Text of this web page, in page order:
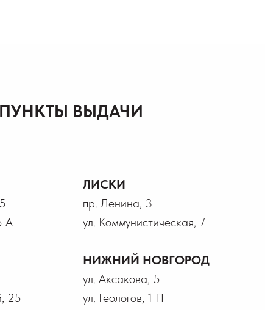
ПУНКТЫ ВЫДАЧИ
А
25
ЛИСКИ
пр. Ленина, 3
ул. Коммунистическая, 7
НИЖНИЙ НОВГОРОД
ул. Аксакова, 5
ул. Геологов, 1 П